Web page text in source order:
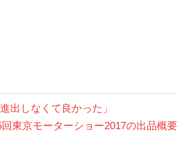
しなくて良かった」
東京モーターショー2017の出品概要